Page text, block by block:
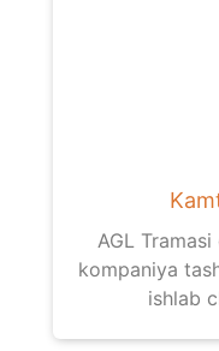
AGL
kompaniya
ishlab